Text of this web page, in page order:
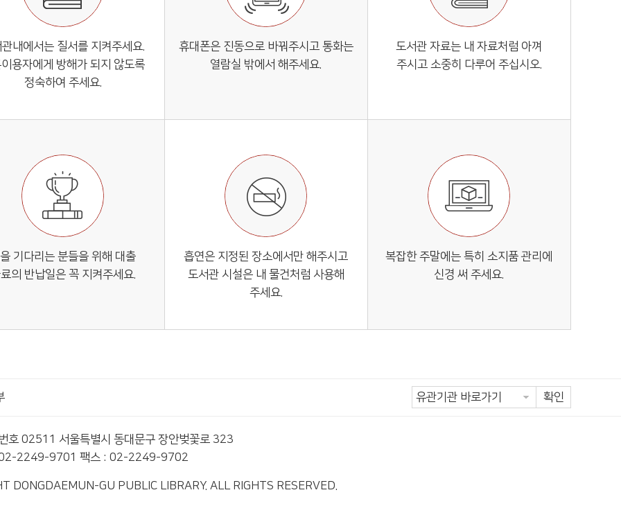
내에서는 질서를 지켜주세요.
용자에게 방해가 되지 않도록
정숙하여 주세요.
휴대폰은 진동으로 바꿔주시고 통화는
열람실 밖에서 해주세요.
도서관 자료는 내 자료처럼 아껴
주시고 소중히 다루어 주십시오.
기다리는 분들을 위해 대출
의 반납일은 꼭 지켜주세요.
흡연은 지정된 장소에서만 해주시고
도서관 시설은 내 물건처럼 사용해
주세요.
복잡한 주말에는 특히 소지품 관리에
신경 써 주세요.
확인
호 02511 서울특별시 동대문구 장안벚꽃로 323
02-2249-9701 팩스 : 02-2249-9702
DONGDAEMUN-GU PUBLIC LIBRARY. ALL RIGHTS RESERVED.